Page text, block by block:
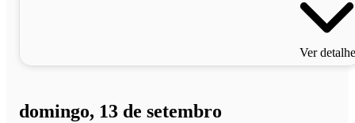
Ver
domingo, 13 de setembro